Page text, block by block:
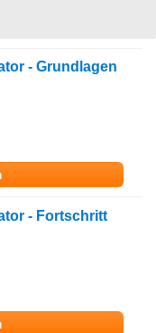
- Grundlagen
- Fortschritt